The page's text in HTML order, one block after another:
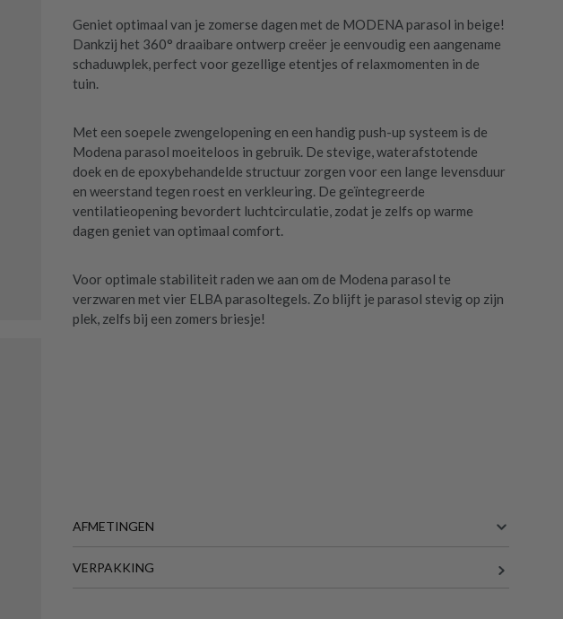
Geniet optimaal van je zomerse dagen met de MODENA parasol in beige!
Dankzij het 360° draaibare ontwerp creëer je eenvoudig een aangename
schaduwplek, perfect voor gezellige etentjes of relaxmomenten in de
tuin.
Met een soepele zwengelopening en een handig push-up systeem is de
Modena parasol moeiteloos in gebruik. De stevige, waterafstotende
doek en de epoxybehandelde structuur zorgen voor een lange levensduur
en weerstand tegen roest en verkleuring. De geïntegreerde
ventilatieopening bevordert luchtcirculatie, zodat je zelfs op warme
dagen geniet van optimaal comfort.
Voor optimale stabiliteit raden we aan om de Modena parasol te
verzwaren met vier ELBA parasoltegels. Zo blijft je parasol stevig op zijn
plek, zelfs bij een zomers briesje!
AFMETINGEN
VERPAKKING